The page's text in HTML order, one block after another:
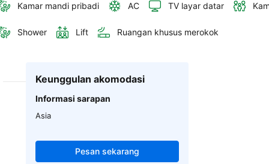
Kamar mandi pribadi AC TV layar datar
Shower Lift Ruangan khusus merokok
Keunggulan akomodasi
Informasi sarapan
Asia
Pesan sekarang